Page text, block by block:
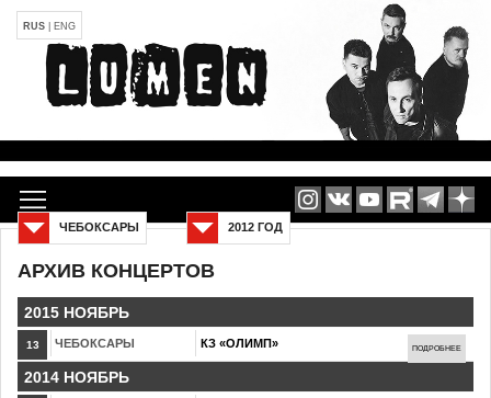
RUS ENG
АРХИВ КОНЦЕРТОВ
2012 ГОД
ЧЕБОКСАРЫ
2015 НОЯБРЬ
13 ЧЕБОКСАРЫ КЗ «ОЛИМП» ПОДРОБНЕЕ
2014 НОЯБРЬ